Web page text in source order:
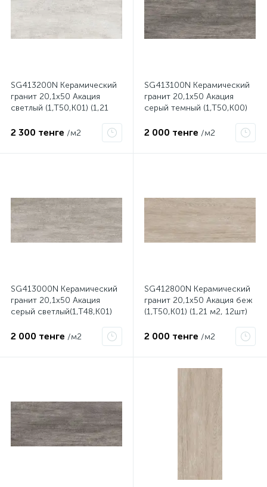
SG413200N Керамический
гранит 20,1х50 Акация
светлый (1,Т50,К01) (1,21
2 300 тенге /м2
SG413100N Керамический
гранит 20,1х50 Акация
серый темный (1,Т50,К00)
2 000 тенге /м2
SG413000N Керамический
гранит 20,1х50 Акация
серый светлый(1,Т48,К01)
2 000 тенге /м2
SG412800N Керамический
гранит 20,1х50 Акация беж
(1,Т50,К01) (1,21 м2, 12шт)
2 000 тенге /м2